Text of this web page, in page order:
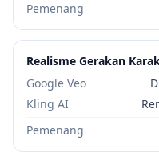
Pemenang
Realisme Gerakan
Google Veo
Kling AI
Pemenang